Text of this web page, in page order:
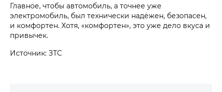
Главное, чтобы автомобиль, а точнее уже
электромобиль, был технически надёжен, безопасен,
и комфортен. Хотя, «комфортен», это уже дело вкуса и
привычек.
Источник: ЗТС